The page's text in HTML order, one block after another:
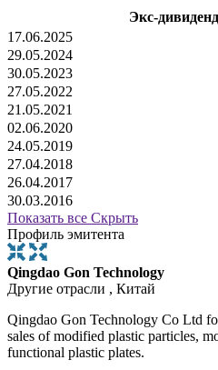
Экс-
17.06.2025
29.05.2024
30.05.2023
27.05.2022
21.05.2021
02.06.2020
24.05.2019
27.04.2018
26.04.2017
30.03.2016
Показать все Скрыть
Профиль эмитента
Qingdao Gon Technology
Другие отрасли , Китай
Qingdao Gon Technology Co Ltd
sales of modified plastic particles,
functional plastic plates.